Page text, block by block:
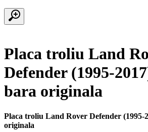
Placa troliu Land
Defender (1995-
bara originala
Placa troliu Land Rover Defender (1995-
originala